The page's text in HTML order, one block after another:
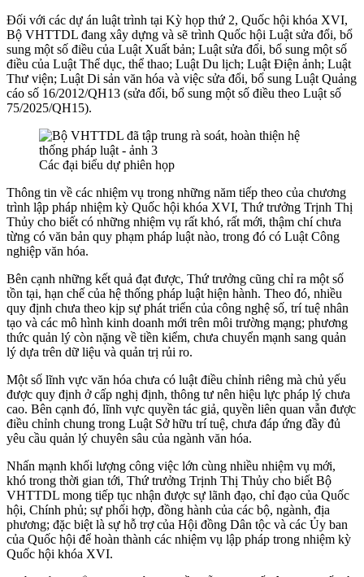
Đối với các dự án luật trình tại Kỳ họp thứ 2, Quốc hội khóa XVI,
Bộ VHTTDL đang xây dựng và sẽ trình Quốc hội Luật sửa đổi, bổ
sung một số điều của Luật Xuất bản; Luật sửa đổi, bổ sung một số
điều của Luật Thể dục, thể thao; Luật Du lịch; Luật Điện ảnh; Luật
Thư viện; Luật Di sản văn hóa và việc sửa đổi, bổ sung Luật Quảng
cáo số 16/2012/QH13 (sửa đổi, bổ sung một số điều theo Luật số
75/2025/QH15).
Các đại biểu dự phiên họp
Thông tin về các nhiệm vụ trong những năm tiếp theo của chương
trình lập pháp nhiệm kỳ Quốc hội khóa XVI, Thứ trưởng Trịnh Thị
Thủy cho biết có những nhiệm vụ rất khó, rất mới, thậm chí chưa
từng có văn bản quy phạm pháp luật nào, trong đó có Luật Công
nghiệp văn hóa.
Bên cạnh những kết quả đạt được, Thứ trưởng cũng chỉ ra một số
tồn tại, hạn chế của hệ thống pháp luật hiện hành. Theo đó, nhiều
quy định chưa theo kịp sự phát triển của công nghệ số, trí tuệ nhân
tạo và các mô hình kinh doanh mới trên môi trường mạng; phương
thức quản lý còn nặng về tiền kiểm, chưa chuyển mạnh sang quản
lý dựa trên dữ liệu và quản trị rủi ro.
Một số lĩnh vực văn hóa chưa có luật điều chỉnh riêng mà chủ yếu
được quy định ở cấp nghị định, thông tư nên hiệu lực pháp lý chưa
cao. Bên cạnh đó, lĩnh vực quyền tác giả, quyền liên quan vẫn được
điều chỉnh chung trong Luật Sở hữu trí tuệ, chưa đáp ứng đầy đủ
yêu cầu quản lý chuyên sâu của ngành văn hóa.
Nhấn mạnh khối lượng công việc lớn cùng nhiều nhiệm vụ mới,
khó trong thời gian tới, Thứ trưởng Trịnh Thị Thủy cho biết Bộ
VHTTDL mong tiếp tục nhận được sự lãnh đạo, chỉ đạo của Quốc
hội, Chính phủ; sự phối hợp, đồng hành của các bộ, ngành, địa
phương; đặc biệt là sự hỗ trợ của Hội đồng Dân tộc và các Ủy ban
của Quốc hội để hoàn thành các nhiệm vụ lập pháp trong nhiệm kỳ
Quốc hội khóa XVI.